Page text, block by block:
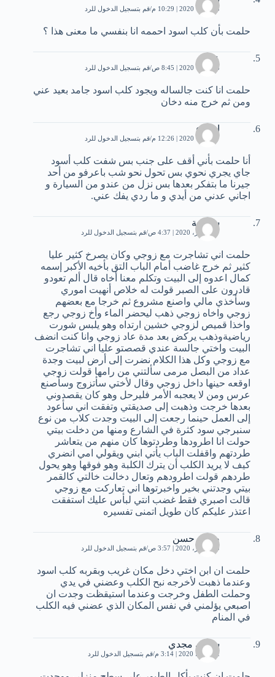
5 فبراير، 2020 | 10:29 م قم بتسجيل الدخول للرد
حلمت بأن كلب اسود احممه انا بنفسي ما معنى هذا ؟
عيون
6 فبراير، 2020 | 8:45 ص قم بتسجيل الدخول للرد
حلمت انا كنت جالساله ويجود كلب اسود جامد بعيد عني
ومن ثم خرج منه دخان
اسماء
7 فبراير، 2020 | 12:26 م قم بتسجيل الدخول للرد
أنا حلمت بأني أقف على جنب بس شفت كلب أسود
جاي يجري نحوي بس تحول نحو شب باعرفو من أحد
جيرنا ما بتفكر بعدها بس نزل من عندو من السيارة و
اجاني عدني من أيدي و ما ردي يفك عني.
سميحة
17 فبراير، 2020 | 4:37 ص قم بتسجيل الدخول للرد
حلمت اني تشاجرت مع زوجي وكان يصرخ كثير عليا
كثير ثم خرج غاضب أمام الباب التق بأخيه الأكبر إسمه
كمال اعدوه إلى البيت وتكلم معنا أخاه قال ألم تعودو
قادرون على الصبر قولت له خلاص أنهيت اموري
وسأخذي مالي واصنع مشروع ثم خرجا مع بعضهم
زوجي واخاه زوجي ذهب ليحضر الماء وأخ زوجي رجع
واخذا قميص لزوجي خشين ارتداه وهو يلبس شورت
رياضيةوذهب يركض بعد مدة عاد زوجي وانا كنت انضف
البيت واختي جالسة عندي قصصتو عليا اني تشاجرت
مع زوجي وكل هذا الكلام نضرت إلى أرض لبيت وجدة
عداد من البصل مرمى سألتني من رامها قولت زوجي
اوقعه حينها داخل زوجي وقال لأختي سأتزوج وسأصنع
عرس ومن لا يعجبه الأمر فليرحل وهو كان يقصدوني
بعدها خرجت وذهبت إلى صديقتي وتفقت اني سأعود
إلى العمل حينما رجعت إلى البيت وجدت كلاب من نوع
سنبرجي سود كثرة في الشارع ومنها من دخلت بيتي
حولت انا اطرودها وطردتوها كان منهم من يتعاشر
طردتهم واقفلت الباب يأتي ابني ويقولي امي انضري
كيف لا يريد الكلب أن يترك الكلبة وهو فوقها وهو يحول
طردهم قولت اطرودهم وتعال دخالت خالتي كالقمر
بيتي وجدتني بخير واخبرتوها اني تعاركت مع زوجي
قالت اصبري فقط غضب انتي لبأس عليك استفقت
اعتذر عليكم كان طويل اتمنى تفسيره
ضحي حسن
20 فبراير، 2020 | 3:57 ص قم بتسجيل الدخول للرد
حلمت ان ابن اختي دخل مكان غريب وبقربه كلب اسود
وعندما ذهبت لأخرجه نبح الكلب وعضني في يدي
وحملت الطفل وخرجت وعندما استيقظت وجدت ان
اصبعي يؤلمني في نفس المكان الذي عضني فيه الكلب
في المنام
سلمى مجدي
2 مارس، 2020 | 3:14 م قم بتسجيل الدخول للرد